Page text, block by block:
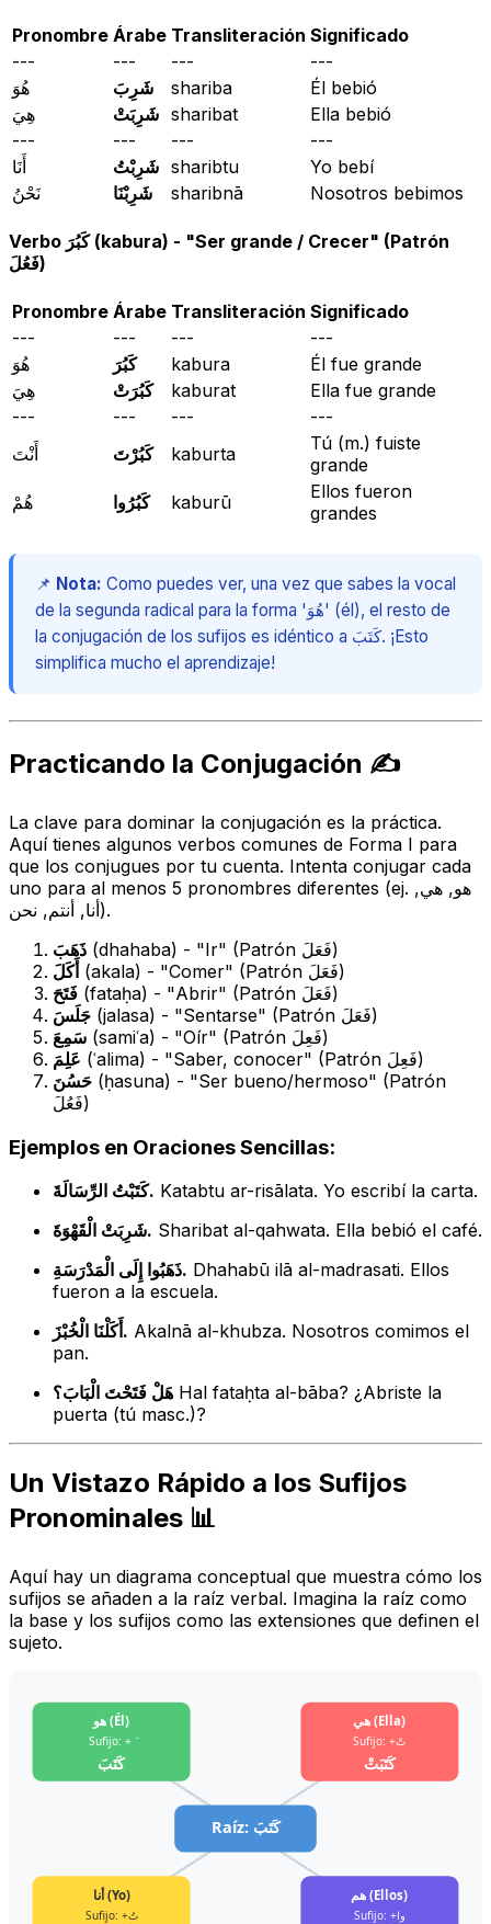
Pronombre Árabe Transliteración Significado
---
--- ---
---
هُوَ
شَرِبَ shariba
Él bebió
هِيَ
شَرِبَتْ sharibat
Ella bebió
---
--- ---
---
أَنَا
شَرِبْتُ sharibtu
Yo bebí
نَحْنُ
شَرِبْنَا sharibnā Nosotros bebimos
Verbo كَبُرَ (kabura) - "Ser grande / Crecer" (Patrón
فَعُلَ)
Pronombre Árabe Transliteración Significado
---
--- ---
---
هُوَ
كَبُرَ kabura
Él fue grande
هِيَ
كَبُرَتْ kaburat
Ella fue grande
---
--- ---
---
أَنْتَ
كَبُرْتَ kaburta
Tú (m.) fuiste
grande
هُمْ
كَبُرُوا kaburū
Ellos fueron
grandes
📌 Nota: Como puedes ver, una vez que sabes la vocal
de la segunda radical para la forma 'هُوَ' (él), el resto de
la conjugación de los sufijos es idéntico a كَتَبَ. ¡Esto
simplifica mucho el aprendizaje!
Practicando la Conjugación ✍️
La clave para dominar la conjugación es la práctica.
Aquí tienes algunos verbos comunes de Forma I para
que los conjugues por tu cuenta. Intenta conjugar cada
uno para al menos 5 pronombres diferentes (ej. هو, هي,
أنا, أنتم, نحن).
ذَهَبَ (dhahaba
) - "Ir" (Patrón فَعَلَ)
أَكَلَ(akala
) - "Comer" (Patrón فَعَلَ)
فَتَحَ (fataḥa
) - "Abrir" (Patrón فَعَلَ)
جَلَسَ (jalasa
) - "Sentarse" (Patrón فَعَلَ)
سَمِعَ (samiʿa
) - "Oír" (Patrón فَعِلَ)
عَلِمَ (ʿalima
) - "Saber, conocer" (Patrón فَعِلَ)
حَسُنَ (ḥasuna) - "Ser bueno/hermoso" (Patrón
فَعُلَ)
Ejemplos en Oraciones Sencillas:
كَتَبْتُ الرِّسَالَةَ. Katabtu ar-risālata. Yo escribí la carta.
شَرِبَتْ الْقَهْوَةَ. Sharibat al-qahwata. Ella bebió el café.
ذَهَبُوا إِلَى الْمَدْرَسَةِ. Dhahabū ilā al-madrasati. Ellos
fueron a la escuela.
أَكَلْنَا الْخُبْزَ. Akalnā al-khubza. Nosotros comimos el
pan.
هَلْ فَتَحْتَ الْبَابَ؟ Hal fataḥta al-bāba? ¿Abriste la
puerta (tú masc.)?
Un Vistazo Rápido a los Sufijos
Pronominales 📊
Aquí hay un diagrama conceptual que muestra cómo los
sufijos se añaden a la raíz verbal. Imagina la raíz como
la base y los sufijos como las extensiones que definen el
sujeto.
Raíz: كَتَبَ
هو (Él)
Sufijo: + َ
كَتَبَ
هي (Ella)
Sufijo: +تْ
كَتَبَتْ
أنا (Yo)
Sufijo: +تُ
هم (Ellos)
Sufijo: +وا